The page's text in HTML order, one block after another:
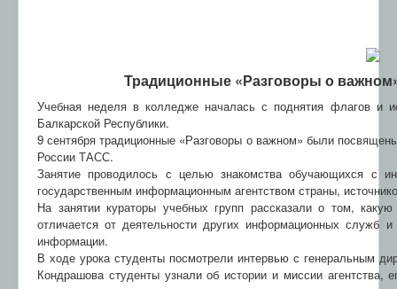
Традиционные «Разговоры о
Учебная неделя в колледже началась с поднятия флагов и
Балкарской Республики.
9 сентября традиционные «Разговоры о важном» были
России ТАСС.
Занятие проводилось с целью знакомства обучающихся с
государственным информационным агентством страны,
На занятии кураторы учебных групп рассказали о том,
отличается от деятельности других информационных служб и
информации.
В ходе урока студенты посмотрели интервью с генеральным
Кондрашова студенты узнали об истории и миссии агентства,